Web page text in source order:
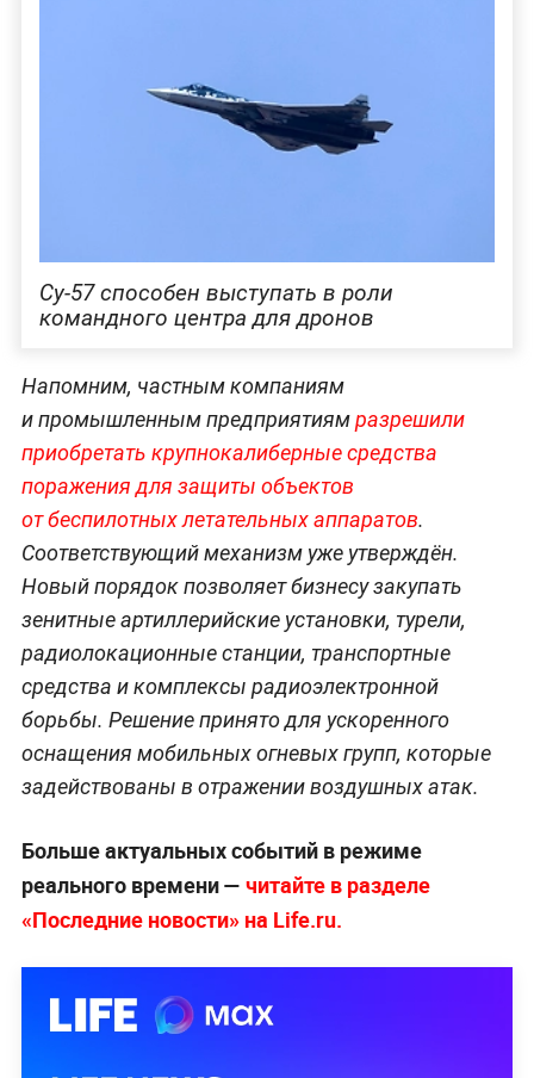
Су-57 способен выступать в роли
командного центра для дронов
Напомним, частным компаниям
и промышленным предприятиямразрешили
приобретать крупнокалиберные средства
поражения для защиты объектов
от беспилотных летательных аппаратов.
Соответствующий механизм уже утверждён.
Новый порядок позволяет бизнесу закупать
зенитные артиллерийские установки, турели,
радиолокационные станции, транспортные
средства и комплексы радиоэлектронной
борьбы. Решение принято для ускоренного
оснащения мобильных огневых групп, которые
задействованы в отражении воздушных атак.
Больше актуальных событий в режиме
реального времени — читайте в разделе
«Последние новости» на Life.ru.